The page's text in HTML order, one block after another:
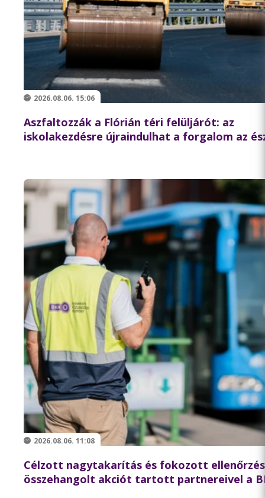
2026.08.06. 15:06
Aszfaltozzák a Flórián téri felüljárót: az
iskolakezdésre újraindulhat a forgalom az
2026.08.06. 11:08
Célzott nagytakarítás és fokozott
összehangolt akciót tartott partnereivel a